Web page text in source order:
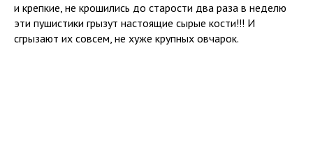
и крепкие, не крошились до старости два раза в неделю
эти пушистики грызут настоящие сырые кости!!! И
сгрызают их совсем, не хуже крупных овчарок.